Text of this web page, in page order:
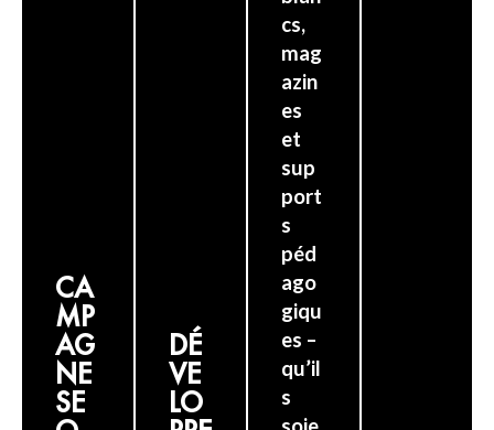
CA
MP
AG
NE
SE
DÉ
VE
LO
cs,
mag
azin
es
et
sup
port
s
péd
ago
giqu
es –
qu’il
s
soie